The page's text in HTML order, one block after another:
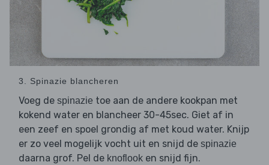
3. Spinazie blancheren
Voeg de spinazie toe aan de andere kookpan met
kokend water en blancheer 30-45sec. Giet af in
een zeef en spoel grondig af met koud water. Knijp
er zo veel mogelijk vocht uit en snijd de spinazie
daarna grof. Pel de knoflook en snijd fijn.